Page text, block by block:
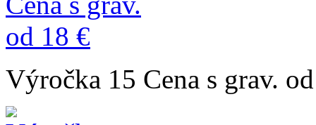
Výročka 15 Cena s grav.